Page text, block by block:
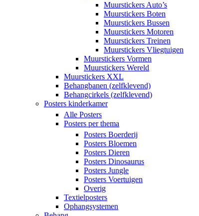
Muurstickers Auto’s
Muurstickers Boten
Muurstickers Bussen
Muurstickers Motoren
Muurstickers Treinen
Muurstickers Vliegtuigen
Muurstickers Vormen
Muurstickers Wereld
Muurstickers XXL
Behangbanen (zelfklevend)
Behangcirkels (zelfklevend)
Posters kinderkamer
Alle Posters
Posters per thema
Posters Boerderij
Posters Bloemen
Posters Dieren
Posters Dinosaurus
Posters Jungle
Posters Voertuigen
Overig
Textielposters
Ophangsystemen